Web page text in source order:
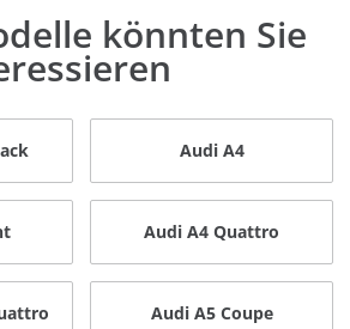
könnten Sie
Audi A4
Audi A4 Quattro
Audi A5 Coupe